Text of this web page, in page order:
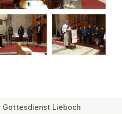
Gottesdienst Lieboch